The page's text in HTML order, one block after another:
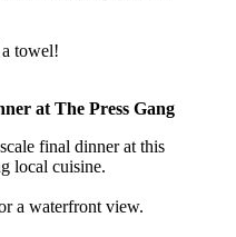
towel!
at The Press Gang
final dinner at this
local cuisine.
a waterfront view.